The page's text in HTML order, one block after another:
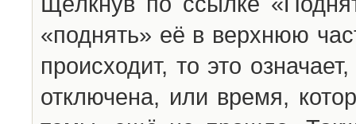
«поднять» её в верхнюю
происходит, то это
отключена, или время,